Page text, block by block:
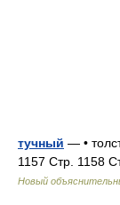
тучный — •
1157 Стр. 1158
Новый